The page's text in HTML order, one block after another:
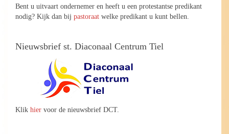
Bent u uitvaart ondernemer en heeft u een protestantse predikant
nodig? Kijk dan bij pastoraat welke predikant u kunt bellen.
Nieuwsbrief st. Diaconaal Centrum Tiel
Klik hier voor de nieuwsbrief DCT.